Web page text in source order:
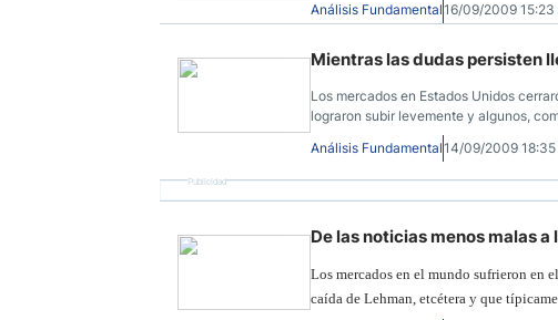
Análisis Fundamental16/09/2009 15:23
Mientras las dudas persisten
Los mercados en Estados Unidos
lograron subir levemente y algunos,
aunque con recorridos moderados
Análisis Fundamental14/09/2009 18:35
Publicidad
De las noticias menos malas a
Los mercados en el mundo sufrieron en
caída de Lehman, etcétera y que